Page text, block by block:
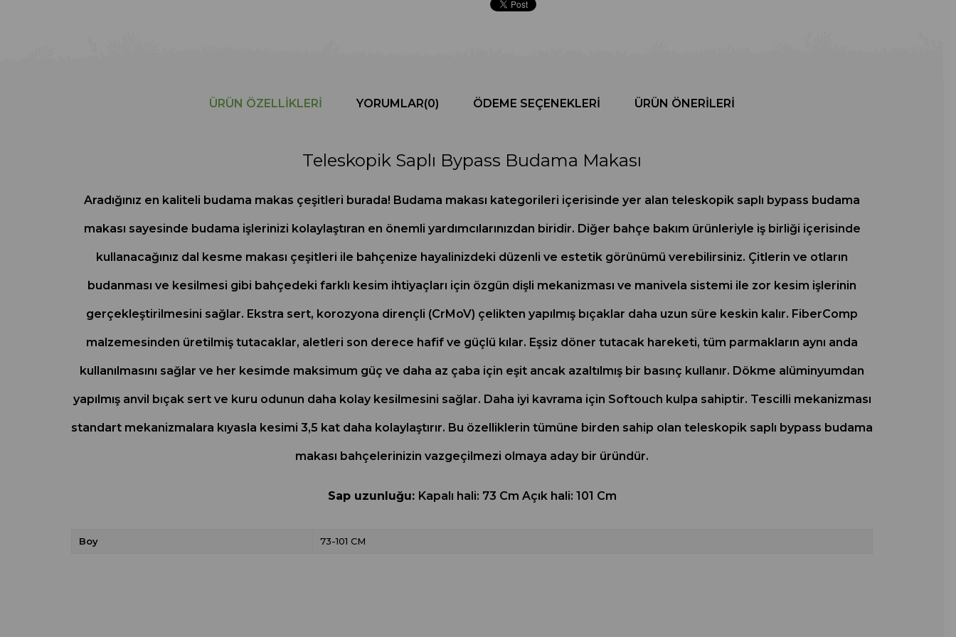
ÜRÜN ÖZELLIKLERI YORUMLAR(0) ÖDEME SEÇENEKLERI ÜRÜN ÖNERILERI
Teleskopik Saplı Bypass Budama Makası
Aradığınız en kaliteli budama makas çeşitleri burada! Budama makası kategorileri içerisinde yer alan teleskopik saplı bypass budama
makası sayesinde budama işlerinizi kolaylaştıran en önemli yardımcılarınızdan biridir. Diğer bahçe bakım ürünleriyle iş birliği içerisinde
kullanacağınız dal kesme makası çeşitleri ile bahçenize hayalinizdeki düzenli ve estetik görünümü verebilirsiniz. Çitlerin ve otların
budanması ve kesilmesi gibi bahçedeki farklı kesim ihtiyaçları için özgün dişli mekanizması ve manivela sistemi ile zor kesim işlerinin
gerçekleştirilmesini sağlar. Ekstra sert, korozyona dirençli (CrMoV) çelikten yapılmış bıçaklar daha uzun süre keskin kalır. FiberComp
malzemesinden üretilmiş tutacaklar, aletleri son derece hafif ve güçlü kılar. Eşsiz döner tutacak hareketi, tüm parmakların aynı anda
kullanılmasını sağlar ve her kesimde maksimum güç ve daha az çaba için eşit ancak azaltılmış bir basınç kullanır. Dökme alüminyumdan
yapılmış anvil bıçak sert ve kuru odunun daha kolay kesilmesini sağlar. Daha iyi kavrama için Softouch kulpa sahiptir. Tescilli mekanizması
standart mekanizmalara kıyasla kesimi 3,5 kat daha kolaylaştırır. Bu özelliklerin tümüne birden sahip olan teleskopik saplı bypass budama
makası bahçelerinizin vazgeçilmezi olmaya aday bir üründür.
Sap uzunluğu: Kapalı hali: 73 Cm Açık hali: 101 Cm
Boy 73-101 CM